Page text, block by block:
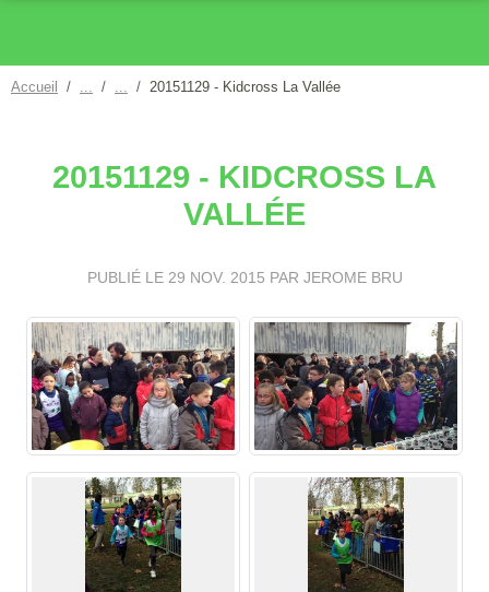
Accueil 20151129 - Kidcross La Vallée
20151129 - KIDCROSS LA
VALLÉE
PUBLIÉ LE 29 NOV. 2015 PAR JEROME BRU